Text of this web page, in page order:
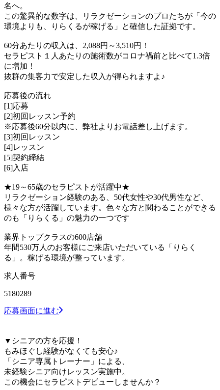
名へ。
この驚異的な数字は、リラクゼーションのプロたちが「今の
環境よりも、りらくるが稼げる」と確信した証拠です。
60分あたりの収入は、2,088円～3,510円！
セラピスト１人あたりの施術数がコロナ禍前と比べて1.3倍
に増加！
抜群の集客力で安定した収入が得られますよ♪
応募後の流れ
[1]応募
[2]初回レッスン予約
※応募後60分以内に、弊社よりお電話差し上げます。
[3]初回レッスン
[4]レッスン
[5]契約締結
[6]入店
★19～65歳のセラピストが活躍中★
リラクゼーション経験のある、50代女性や30代男性など、
様々な方が活躍しています。色々な方と関わることができる
のも「りらくる」の魅力の一つです
業界トップクラスの600店舗
年間530万人のお客様にご来店いただいている「りらく
る」。稼げる環境が整っています。
求人番号
5180289
応募画面に進む
▼シニアの方を応援！
もみほぐし経験がなくても安心♪
「シニア専属トレーナー」による、
未経験シニア向けレッスン実施中。
この機会にセラピストデビューしませんか？